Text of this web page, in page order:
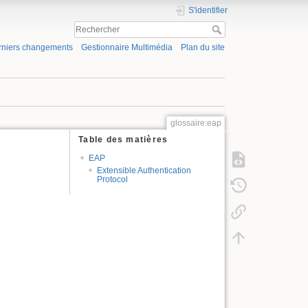
S'identifier
changements Gestionnaire Multimédia Plan du site
glossaire:eap
Table des matières
EAP
Extensible Authentication
Protocol